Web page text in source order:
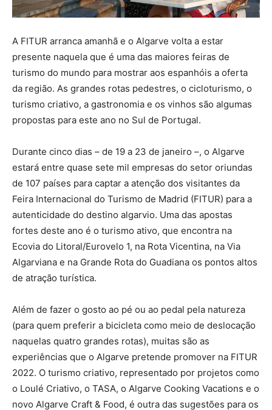
A FITUR arranca amanhã e o Algarve volta a estar
presente naquela que é uma das maiores feiras de
turismo do mundo para mostrar aos espanhóis a oferta
da região. As grandes rotas pedestres, o cicloturismo, o
turismo criativo, a gastronomia e os vinhos são algumas
propostas para este ano no Sul de Portugal.
Durante cinco dias – de 19 a 23 de janeiro –, o Algarve
estará entre quase sete mil empresas do setor oriundas
de 107 países para captar a atenção dos visitantes da
Feira Internacional do Turismo de Madrid (FITUR) para a
autenticidade do destino algarvio. Uma das apostas
fortes deste ano é o turismo ativo, que encontra na
Ecovia do Litoral/Eurovelo 1, na Rota Vicentina, na Via
Algarviana e na Grande Rota do Guadiana os pontos altos
de atração turística.
Além de fazer o gosto ao pé ou ao pedal pela natureza
(para quem preferir a bicicleta como meio de deslocação
naquelas quatro grandes rotas), muitas são as
experiências que o Algarve pretende promover na FITUR
2022. O turismo criativo, representado por projetos como
o Loulé Criativo, o TASA, o Algarve Cooking Vacations e o
novo Algarve Craft & Food, é outra das sugestões para os